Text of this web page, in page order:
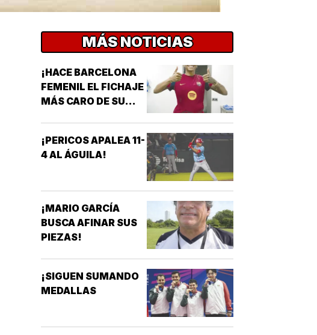
MÁS NOTICIAS
¡HACE BARCELONA
FEMENIL EL FICHAJE
MÁS CARO DE SU
¡PERICOS APALEA 11-
4 AL ÁGUILA!
¡MARIO GARCÍA
BUSCA AFINAR SUS
PIEZAS!
¡SIGUEN SUMANDO
MEDALLAS